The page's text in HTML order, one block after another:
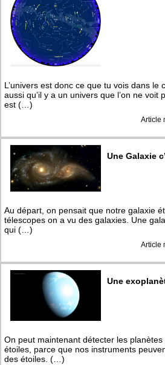
L’univers est donc ce que tu vois dans le
aussi qu’il y a un univers que l’on ne voit
est (…)
Article
Une Galaxie
Au départ, on pensait que notre galaxie
télescopes on a vu des galaxies. Une
qui (…)
Article
Une
On peut maintenant détecter les
étoiles, parce que nos instruments
des étoiles. (…)